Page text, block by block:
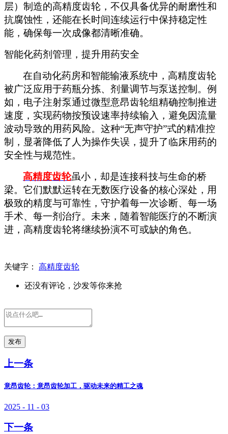
层）制造的高精度齿轮，不仅具备优异的耐磨性和
抗腐蚀性，还能在长时间连续运行中保持稳定性
能，确保每一次成像都清晰准确。
智能化药剂管理，提升用药安全
在自动化药房和智能输液系统中，高精度齿轮
被广泛应用于药瓶分拣、剂量调节与泵送控制。例
如，电子注射泵通过微型意昂齿轮组精确控制推进
速度，实现药物按预设速率持续输入，避免因流量
波动导致的用药风险。这种“无声守护”式的精准控
制，显著降低了人为操作失误，提升了临床用药的
安全性与规范性。
高精度齿轮虽小，却是连接科技与生命的桥
梁。它们默默运转在无数医疗设备的核心深处，用
极致的精度与可靠性，守护着每一次诊断、每一场
手术、每一剂治疗。未来，随着智能医疗的不断演
进，高精度齿轮将继续扮演不可或缺的角色。
关键字： 高精度齿轮
还没有评论，沙发等你来抢
发布
上一条
意昂齿轮：意昂齿轮加工，驱动未来的精工之魂
2025 - 11 - 03
下一条